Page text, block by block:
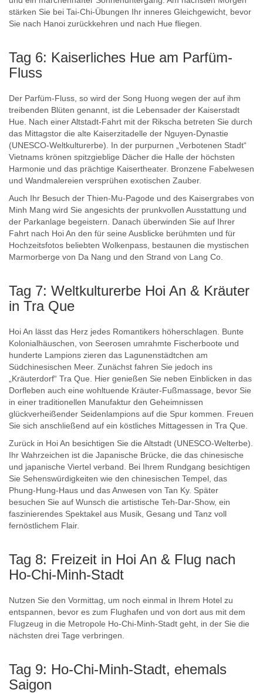
stärken Sie bei Tai-Chi-Übungen Ihr inneres Gleichgewicht, bevor
Sie nach Hanoi zurückkehren und nach Hue fliegen.
Tag 6: Kaiserliches Hue am Parfüm-
Fluss
Der Parfüm-Fluss, so wird der Song Huong wegen der auf ihm
treibenden Blüten genannt, ist die Lebensader der Kaiserstadt
Hue. Nach einer Altstadt-Fahrt mit der Rikscha betreten Sie durch
das Mittagstor die alte Kaiserzitadelle der Nguyen-Dynastie
(UNESCO-Weltkulturerbe). In der purpurnen „Verbotenen Stadt“
Vietnams krönen spitzgieblige Dächer die Halle der höchsten
Harmonie und das prächtige Kaisertheater. Bronzene Fabelwesen
und Wandmalereien versprühen exotischen Zauber.
Auch Ihr Besuch der Thien-Mu-Pagode und des Kaisergrabes von
Minh Mang wird Sie angesichts der prunkvollen Ausstattung und
der Parkanlage begeistern. Danach überwinden Sie auf Ihrer
Fahrt nach Hoi An den für seine Ausblicke berühmten und für
Hochzeitsfotos beliebten Wolkenpass, bestaunen die mystischen
Marmorberge von Da Nang und den Strand von Lang Co.
Tag 7: Weltkulturerbe Hoi An & Kräuter
in Tra Que
Hoi An lässt das Herz jedes Romantikers höherschlagen. Bunte
Kolonialhäuschen, von Seerosen umrahmte Fischerboote und
hunderte Lampions zieren das Lagunenstädtchen am
Südchinesischen Meer. Zunächst fahren Sie jedoch ins
„Kräuterdorf“ Tra Que. Hier genießen Sie neben Einblicken in das
Dorfleben auch eine wohltuende Kräuter-Fußmassage, bevor Sie
in einer traditionellen Manufaktur den Geheimnissen
glückverheißender Seidenlampions auf die Spur kommen. Freuen
Sie sich anschließend auf ein köstliches Mittagessen in Tra Que.
Zurück in Hoi An besichtigen Sie die Altstadt (UNESCO-Welterbe).
Ihr Wahrzeichen ist die Japanische Brücke, die das chinesische
und japanische Viertel verband. Bei Ihrem Rundgang besichtigen
Sie Sehenswürdigkeiten wie den chinesischen Tempel, das
Phung-Hung-Haus und das Anwesen von Tan Ky. Später
besuchen Sie auf Wunsch die artistische Teh-Dar-Show, ein
faszinierendes Spektakel aus Musik, Gesang und Tanz voll
fernöstlichem Flair.
Tag 8: Freizeit in Hoi An & Flug nach
Ho-Chi-Minh-Stadt
Nutzen Sie den Vormittag, um noch einmal in Ihrem Hotel zu
entspannen, bevor es zum Flughafen und von dort aus mit dem
Flugzeug in die Metropole Ho-Chi-Minh-Stadt geht, in der Sie die
nächsten drei Tage verbringen.
Tag 9: Ho-Chi-Minh-Stadt, ehemals
Saigon